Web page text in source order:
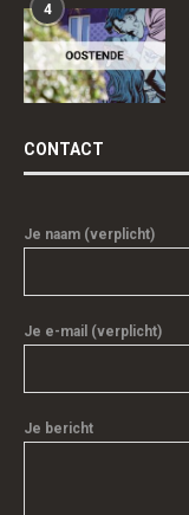
4
CONTACT
Je naam (verplicht)
Je e-mail (verplicht)
Je bericht